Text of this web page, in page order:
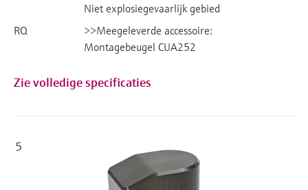
Niet explosiegevaarlijk gebied
>>Meegeleverde accessoire:
RQ
Montagebeugel CUA252
Zie volledige specificaties
5